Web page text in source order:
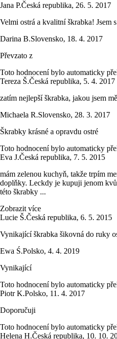
Jana P.Česká republika, 26. 5. 2017
Velmi ostrá a kvalitní škrabka! Jsem
Darina B.Slovensko, 18. 4. 2017
Převzato z
Toto hodnocení bylo automaticky
Tereza Š.Česká republika, 5. 4. 2017
zatím nejlepší škrabka, jakou jsem
Michaela R.Slovensko, 28. 3. 2017
Škrabky krásné a opravdu ostré
Toto hodnocení bylo automaticky
Eva J.Česká republika, 7. 5. 2015
mám zelenou kuchyň, takže trpím
doplňky. Leckdy je kupuji jenom
této škrabky ...
Zobrazit více
Lucie Š.Česká republika, 6. 5. 2015
Vynikající škrabka šikovná do ruky
Ewa Ś.Polsko, 4. 4. 2019
Vynikající
Toto hodnocení bylo automaticky
Piotr K.Polsko, 11. 4. 2017
Doporučuji
Toto hodnocení bylo automaticky
Helena H.Česká republika, 10. 10.